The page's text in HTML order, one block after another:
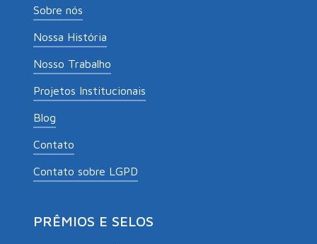
Sobre nós
Nossa História
Nosso Trabalho
Projetos Institucionais
Blog
Contato
Contato sobre LGPD
PRÊMIOS E SELOS